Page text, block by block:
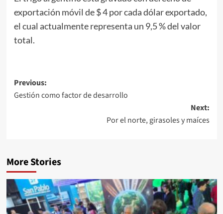
exportación móvil de $ 4 por cada dólar exportado,
el cual actualmente representa un 9,5 % del valor
total.
Post
navigation
Previous:
Gestión como factor de desarrollo
Next:
Por el norte, girasoles y maíces
More Stories